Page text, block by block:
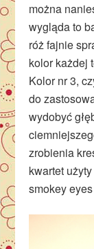
można
wygląda to
róż fajnie
kolor każdej
Kolor nr 3,
do
wydobyć
zrobienia
kwartet
smokey